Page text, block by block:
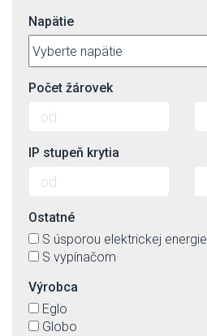
Napätie
Počet žárovek
IP stupeň krytia
Ostatné
S úsporou elektrickej energie
S vypínačom
Výrobca
Eglo
Globo